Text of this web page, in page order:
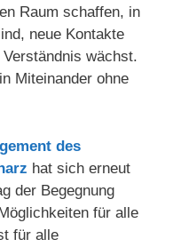
Raum schaffen, in
neue Kontakte
wächst.
Miteinander ohne
des
hat sich erneut
der Begegnung
für alle
für alle